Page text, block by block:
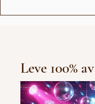
Leve 100%